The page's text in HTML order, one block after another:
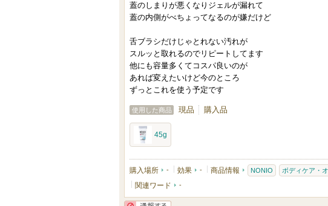
蓋のしまりが悪くなりジェルが漏れて
蓋の内側がべちょってなるのが嫌だけど
舌ブラシだけじゃとれない汚れが
スルッと取れるのでリピートしてます
他にも容量多くてコスパ良いのが
あれば変えたいけど今のところ
ずっとこれを使う予定です
使用した商品 現品 購入品
45g
購入場所 - 効果 - 商品情報 NONIO ボディケア・
関連ワード -